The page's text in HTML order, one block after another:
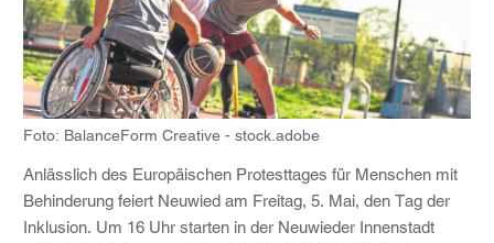
Foto: BalanceForm Creative - stock.adobe
Anlässlich des Europäischen Protesttages für Menschen mit
Behinderung feiert Neuwied am Freitag, 5. Mai, den Tag der
Inklusion. Um 16 Uhr starten in der Neuwieder Innenstadt